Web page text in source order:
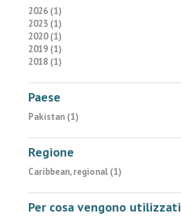
2026 (1)
2023 (1)
2020 (1)
2019 (1)
2018 (1)
Paese
Pakistan (1)
Regione
Caribbean, regional (1)
Per cosa vengono utilizzati